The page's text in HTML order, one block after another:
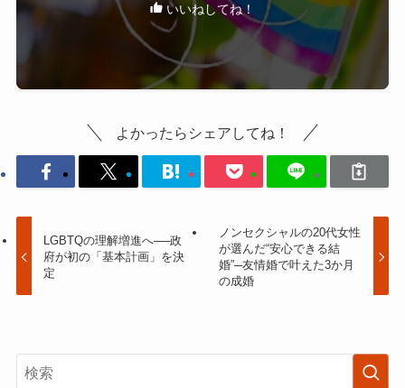
いいねしてね！
よかったらシェアしてね！
LGBTQの理解増進へ──政
府が初の「基本計画」を決
定
ノンセクシャルの20代女性
が選んだ“安心できる結
婚”─友情婚で叶えた3か月
の成婚